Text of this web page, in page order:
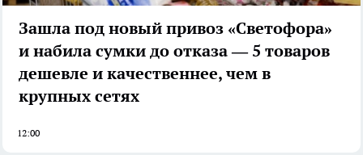
Зашла под новый привоз «Светофора»
и набила сумки до отказа — 5 товаров
дешевле и качественнее, чем в
крупных сетях
12:00